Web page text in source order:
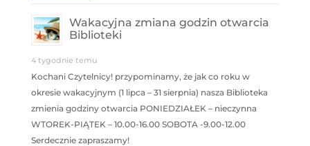
Wakacyjna zmiana godzin otwarcia
Biblioteki
4 tygodnie temu
Kochani Czytelnicy! przypominamy, że jak co roku w
okresie wakacyjnym (1 lipca – 31 sierpnia) nasza Biblioteka
zmienia godziny otwarcia PONIEDZIAŁEK – nieczynna
WTOREK-PIĄTEK – 10.00-16.00 SOBOTA -9.00-12.00
Serdecznie zapraszamy!